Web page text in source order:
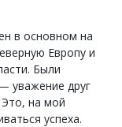
в основном на
Европу и
Были
уважение друг
Это, на мой
успеха.